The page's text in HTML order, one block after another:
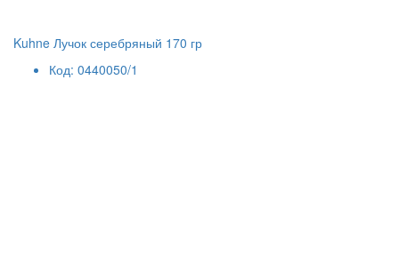
Kuhne Лучок серебряный 170 гр
Код: 0440050/1